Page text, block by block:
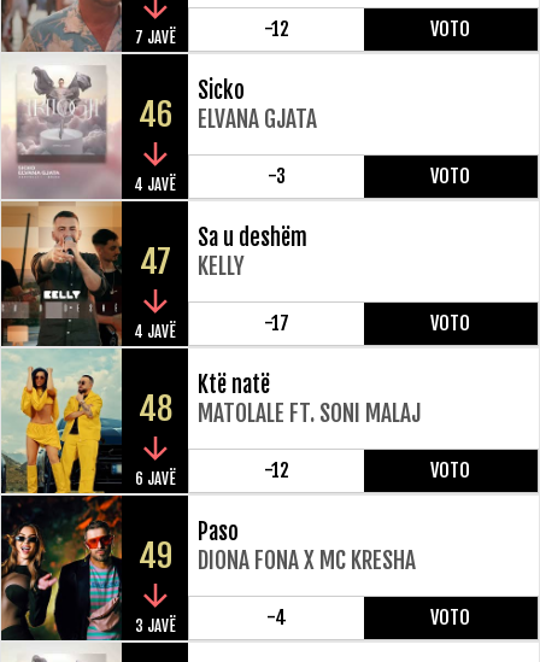
7 JAVË -12 VOTO
46
4 JAVË
Sicko
ELVANA GJATA
-3 VOTO
47
4 JAVË
Sa u deshëm
KELLY
-17 VOTO
48
6 JAVË
Ktë natë
MATOLALE FT. SONI MALAJ
-12 VOTO
49
3 JAVË
Paso
DIONA FONA X MC KRESHA
-4 VOTO